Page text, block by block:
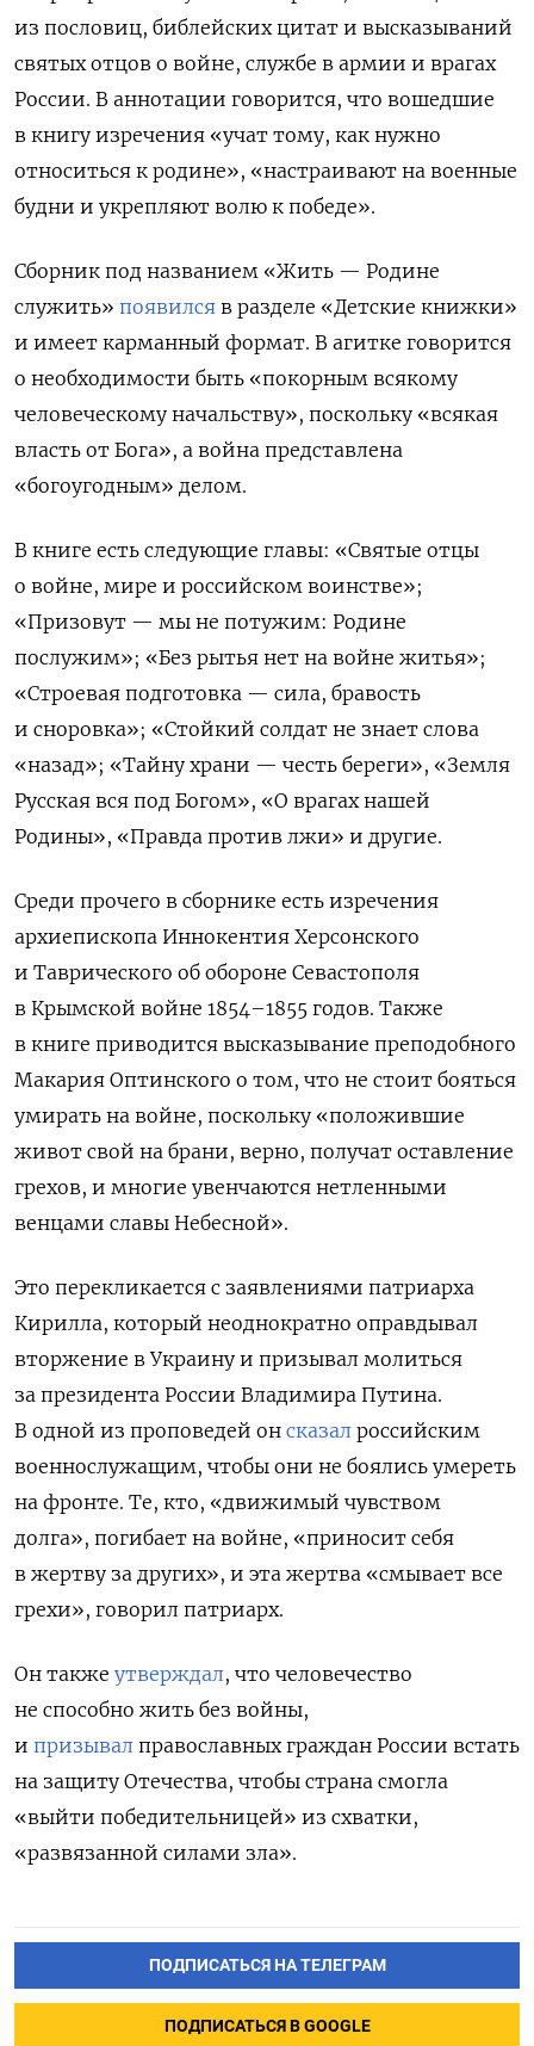
из пословиц, библейских цитат и высказываний
святых отцов о войне, службе в армии и врагах
России. В аннотации говорится, что вошедшие
в книгу изречения «учат тому, как нужно
относиться к родине», «настраивают на военные
будни и укрепляют волю к победе».
Сборник под названием «Жить — Родине
служить» появился в разделе «Детские книжки»
и имеет карманный формат. В агитке говорится
о необходимости быть «покорным всякому
человеческому начальству», поскольку «всякая
власть от Бога», а война представлена
«богоугодным» делом.
В книге есть следующие главы: «Святые отцы
о войне, мире и российском воинстве»;
«Призовут — мы не потужим: Родине
послужим»; «Без рытья нет на войне житья»;
«Строевая подготовка — сила, бравость
и сноровка»; «Стойкий солдат не знает слова
«назад»; «Тайну храни — честь береги», «Земля
Русская вся под Богом», «О врагах нашей
Родины», «Правда против лжи» и другие.
Среди прочего в сборнике есть изречения
архиепископа Иннокентия Херсонского
и Таврического об обороне Севастополя
в Крымской войне 1854–1855 годов. Также
в книге приводится высказывание преподобного
Макария Оптинского о том, что не стоит бояться
умирать на войне, поскольку «положившие
живот свой на брани, верно, получат оставление
грехов, и многие увенчаются нетленными
венцами славы Небесной».
Это перекликается с заявлениями патриарха
Кирилла, который неоднократно оправдывал
вторжение в Украину и призывал молиться
за президента России Владимира Путина.
В одной из проповедей он сказал российским
военнослужащим, чтобы они не боялись умереть
на фронте. Те, кто, «движимый чувством
долга», погибает на войне, «приносит себя
в жертву за других», и эта жертва «смывает все
грехи», говорил патриарх.
Он также утверждал, что человечество
не способно жить без войны,
и призывал православных граждан России встать
на защиту Отечества, чтобы страна смогла
«выйти победительницей» из схватки,
«развязанной силами зла».
ПОДПИСАТЬСЯ НА ТЕЛЕГРАМ
ПОДПИСАТЬСЯ В GOOGLE